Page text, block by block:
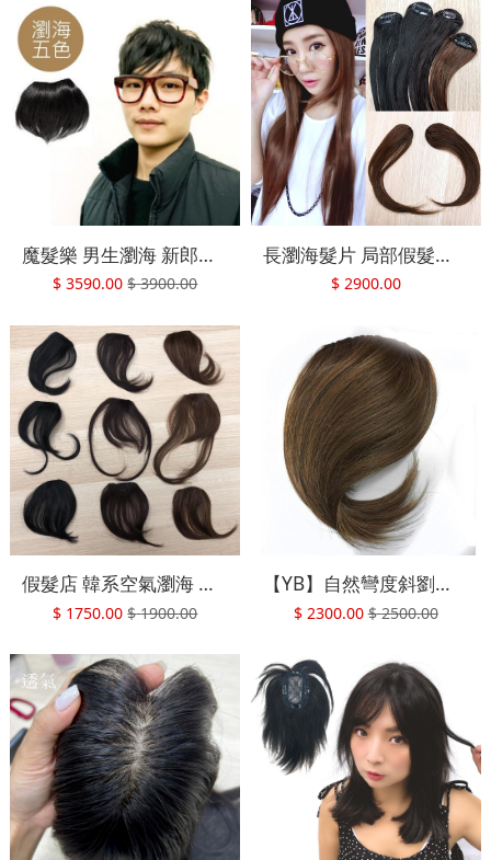
魔髮樂 男生瀏海 新郎造型 髮片接髮 韓系劉海 增髮 T
$ 3590.00 $ 3900.00
長瀏海髮片 局部假髮片 中分瀏海 快速接髮 AH 四色 魔髮樂Mofalove
$ 2900.00
假髮店 韓系空氣瀏海 假髮髮片假瀏海髮片 L004 魔髮樂
$ 1750.00 $ 1900.00
【YB】自然彎度斜劉海 快速接髮 自然假髮 復古斜瀏海 魔髮樂Mofalove
$ 2300.00 $ 2500.00